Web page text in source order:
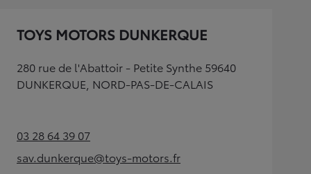
TOYS MOTORS DUNKERQUE
280 rue de l'Abattoir - Petite Synthe 59640
DUNKERQUE, NORD-PAS-DE-CALAIS
03 28 64 39 07(Opens in new tab)
sav.dunkerque@toys-motors.fr
(Opens in new tab)